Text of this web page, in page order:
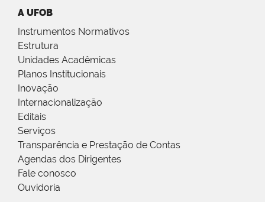
A UFOB
Instrumentos Normativos
Estrutura
Unidades Acadêmicas
Planos Institucionais
Inovação
Internacionalização
Editais
Serviços
Transparência e Prestação de Contas
Agendas dos Dirigentes
Fale conosco
Ouvidoria